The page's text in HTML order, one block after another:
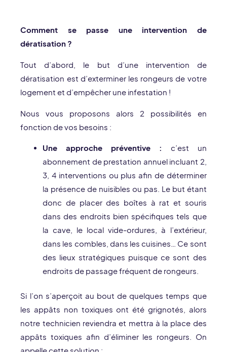
Comment se passe une intervention de
dératisation ?
Tout d’abord, le but d’une intervention de
dératisation est d’exterminer les rongeurs de votre
logement et d’empêcher une infestation !
Nous vous proposons alors 2 possibilités en
fonction de vos besoins :
Une approche préventive : c’est un
abonnement de prestation annuel incluant 2,
3, 4 interventions ou plus afin de déterminer
la présence de nuisibles ou pas. Le but étant
donc de placer des boîtes à rat et souris
dans des endroits bien spécifiques tels que
la cave, le local vide-ordures, à l’extérieur,
dans les combles, dans les cuisines… Ce sont
des lieux stratégiques puisque ce sont des
endroits de passage fréquent de rongeurs.
Si l’on s’aperçoit au bout de quelques temps que
les appâts non toxiques ont été grignotés, alors
notre technicien reviendra et mettra à la place des
appâts toxiques afin d’éliminer les rongeurs. On